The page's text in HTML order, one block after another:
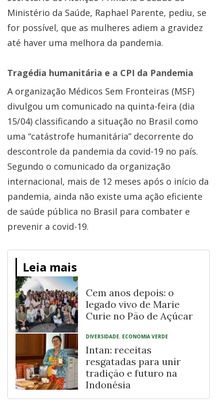
Ministério da Saúde, Raphael Parente, pediu, se
for possível, que as mulheres adiem a gravidez
até haver uma melhora da pandemia.
Tragédia humanitária e a CPI da Pandemia
A organização Médicos Sem Fronteiras (MSF)
divulgou um comunicado na quinta-feira (dia
15/04) classificando a situação no Brasil como
uma “catástrofe humanitária” decorrente do
descontrole da pandemia da covid-19 no país.
Segundo o comunicado da organização
internacional, mais de 12 meses após o início da
pandemia, ainda não existe uma ação eficiente
de saúde pública no Brasil para combater e
prevenir a covid-19.
Leia mais
Cem anos depois: o
legado vivo de Marie
Curie no Pão de Açúcar
DIVERSIDADE, ECONOMIA VERDE
Intan: receitas
resgatadas para unir
tradição e futuro na
Indonésia